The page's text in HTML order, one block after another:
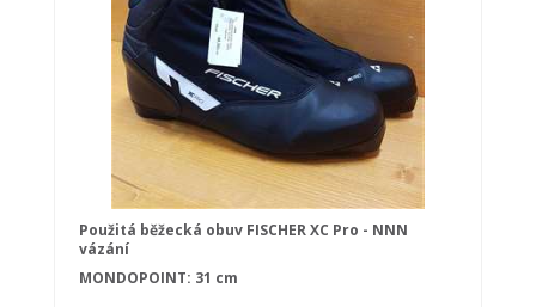
Použitá běžecká obuv FISCHER XC Pro - NNN
vázání
MONDOPOINT: 31 cm